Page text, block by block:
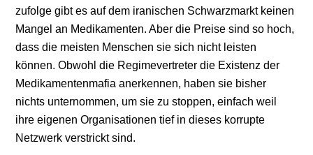
zufolge gibt es auf dem iranischen Schwarzmarkt keinen
Mangel an Medikamenten. Aber die Preise sind so hoch,
dass die meisten Menschen sie sich nicht leisten
können. Obwohl die Regimevertreter die Existenz der
Medikamentenmafia anerkennen, haben sie bisher
nichts unternommen, um sie zu stoppen, einfach weil
ihre eigenen Organisationen tief in dieses korrupte
Netzwerk verstrickt sind.